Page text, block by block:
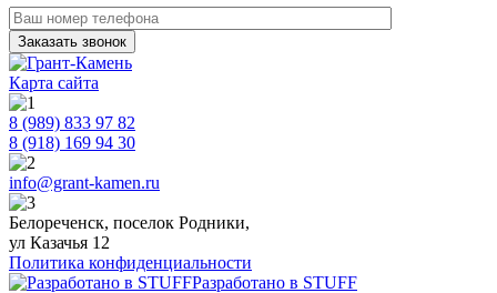
Карта сайта
8 (989) 833 97 82
8 (918) 169 94 30
info@grant-kamen.ru
Белореченск, поселок Родники,
ул Казачья 12
Политика конфиденциальности
Разработано в STUFF